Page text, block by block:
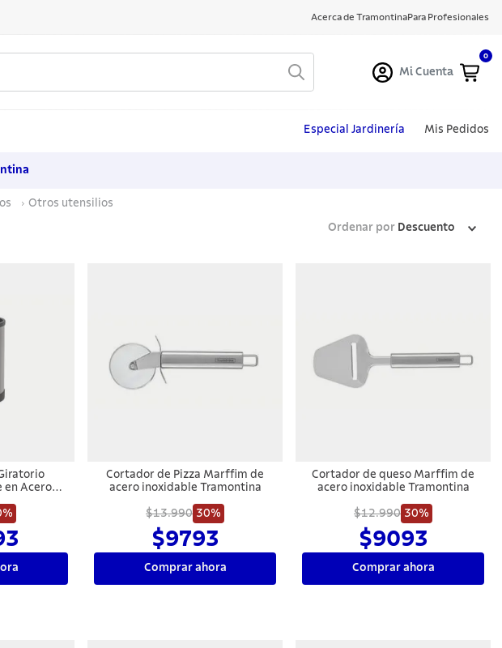
Acerca de TramontinaPara Profesionales
Mi Cuenta
0
Especial Jardinería Mis Pedidos
Otros utensilios
Ordenar por Descuento
en Acero
Cortador de Pizza Marffim de
acero inoxidable Tramontina
$13.990 30%
$9793
Comprar ahora
Cortador de queso Marffim de
acero inoxidable Tramontina
$12.990 30%
$9093
Comprar ahora